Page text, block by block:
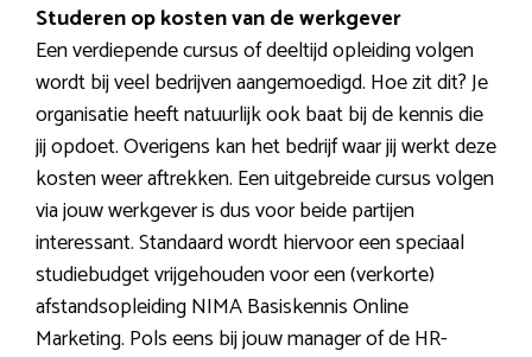
Studeren op kosten van de werkgever
Een verdiepende cursus of deeltijd opleiding volgen
wordt bij veel bedrijven aangemoedigd. Hoe zit dit? Je
organisatie heeft natuurlijk ook baat bij de kennis die
jij opdoet. Overigens kan het bedrijf waar jij werkt deze
kosten weer aftrekken. Een uitgebreide cursus volgen
via jouw werkgever is dus voor beide partijen
interessant. Standaard wordt hiervoor een speciaal
studiebudget vrijgehouden voor een (verkorte)
afstandsopleiding NIMA Basiskennis Online
Marketing. Pols eens bij jouw manager of de HR-